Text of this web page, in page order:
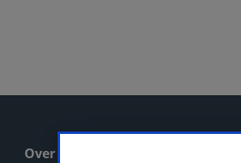
Over CCL